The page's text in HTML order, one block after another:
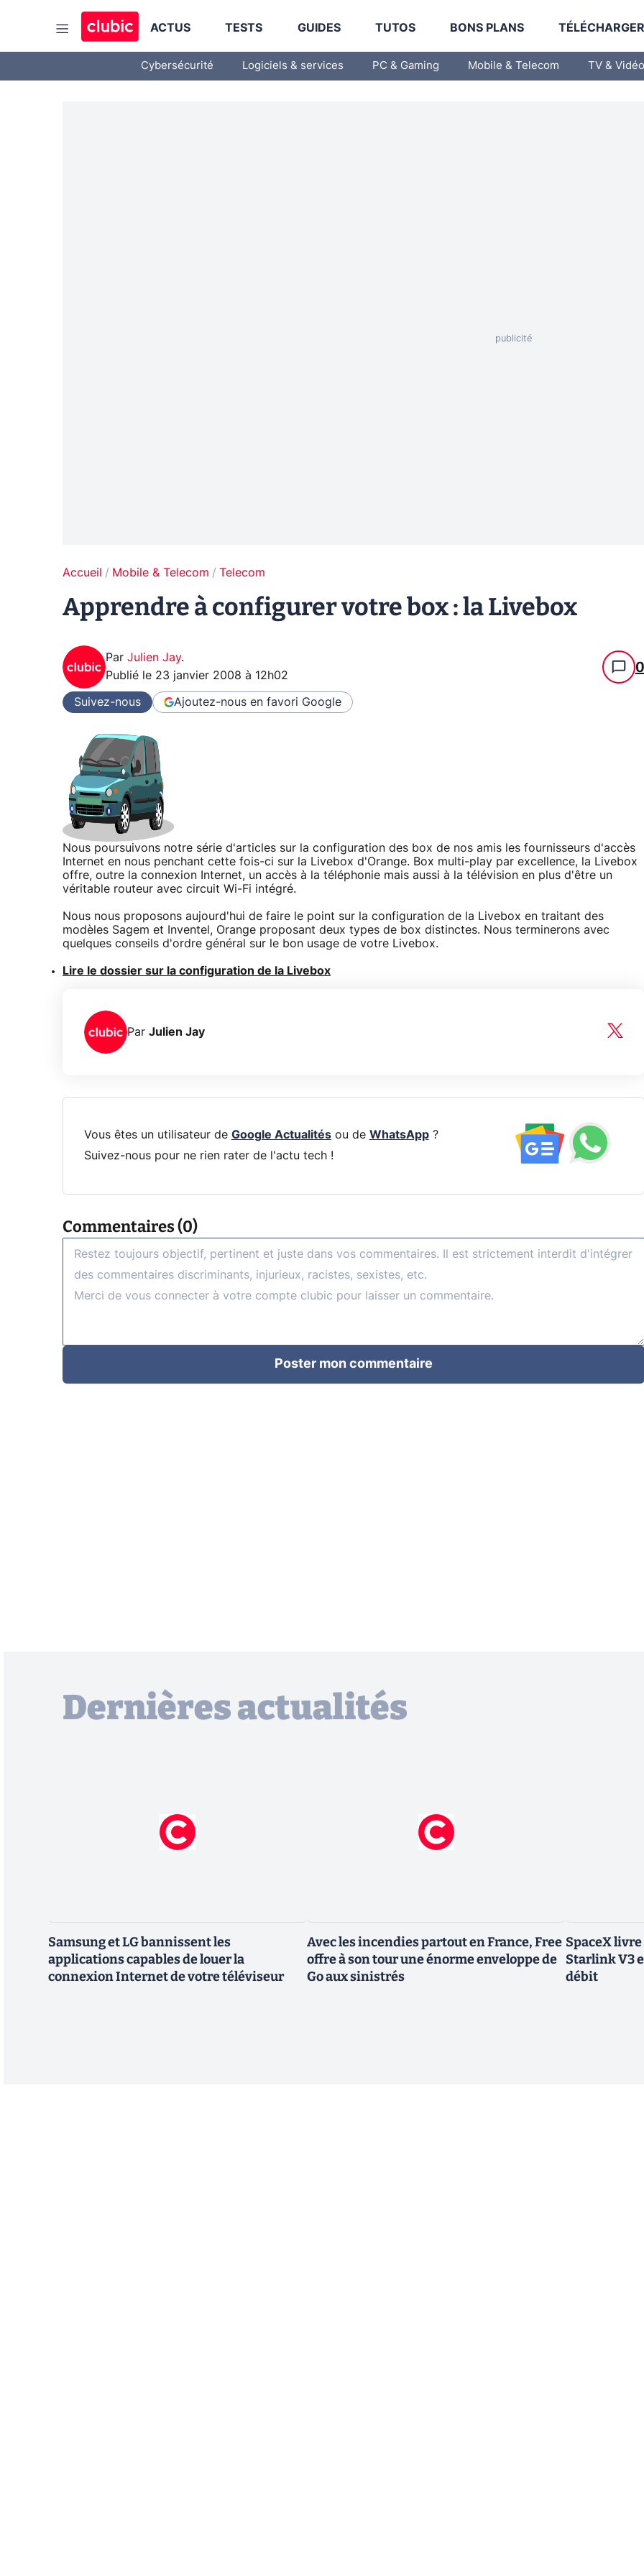
ACTUS TESTS GUIDES TUTOS BONS PLANS
Cybersécurité Logiciels & services PC & Gaming Mobile & Telecom TV & Vidéo
Accueil Mobile & Telecom Telecom
Apprendre à configurer votre box : la Livebox
Par Julien Jay.
Publié le 23 janvier 2008 à 12h02 0
Suivez-nous Ajoutez-nous en favori Google
Nous poursuivons notre série d'articles sur la configuration des box de nos amis les fournisseurs d'accès
Internet en nous penchant cette fois-ci sur la Livebox d'Orange. Box multi-play par excellence, la Livebox
offre, outre la connexion Internet, un accès à la téléphonie mais aussi à la télévision en plus d'être un
véritable routeur avec circuit Wi-Fi intégré.
Nous nous proposons aujourd'hui de faire le point sur la configuration de la Livebox en traitant des
modèles Sagem et Inventel, Orange proposant deux types de box distinctes. Nous terminerons avec
quelques conseils d'ordre général sur le bon usage de votre Livebox.
Lire le dossier sur la configuration de la Livebox
Par Julien Jay
Vous êtes un utilisateur de Google Actualitésou de WhatsApp?
Suivez-nous pour ne rien rater de l'actu tech !
Commentaires (0)
Poster mon commentaire
Dernières actualités
Samsung et LG bannissent les
applications capables de louer la
connexion Internet de votre téléviseur
Avec les incendies partout en France, Free
offre à son tour une énorme enveloppe de
Go aux sinistrés
SpaceX
Starlink V3
débit